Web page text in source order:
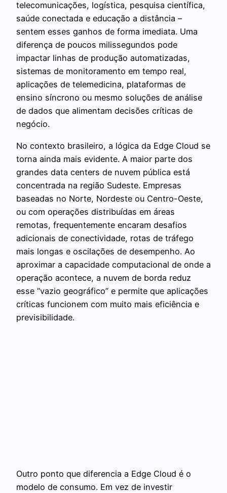
telecomunicações, logística, pesquisa científica,
saúde conectada e educação a distância –
sentem esses ganhos de forma imediata. Uma
diferença de poucos milissegundos pode
impactar linhas de produção automatizadas,
sistemas de monitoramento em tempo real,
aplicações de telemedicina, plataformas de
ensino síncrono ou mesmo soluções de análise
de dados que alimentam decisões críticas de
negócio.
No contexto brasileiro, a lógica da Edge Cloud se
torna ainda mais evidente. A maior parte dos
grandes data centers de nuvem pública está
concentrada na região Sudeste. Empresas
baseadas no Norte, Nordeste ou Centro-Oeste,
ou com operações distribuídas em áreas
remotas, frequentemente encaram desafios
adicionais de conectividade, rotas de tráfego
mais longas e oscilações de desempenho. Ao
aproximar a capacidade computacional de onde a
operação acontece, a nuvem de borda reduz
esse “vazio geográfico” e permite que aplicações
críticas funcionem com muito mais eficiência e
previsibilidade.
Outro ponto que diferencia a Edge Cloud é o
modelo de consumo. Em vez de investir